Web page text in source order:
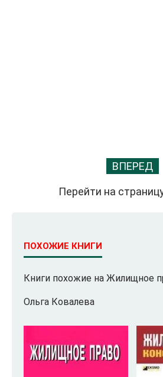
ВПЕРЕД
Перейти на
ПОХОЖИЕ КНИГИ
Книги похожие на Жилищное
Ольга Ковалева